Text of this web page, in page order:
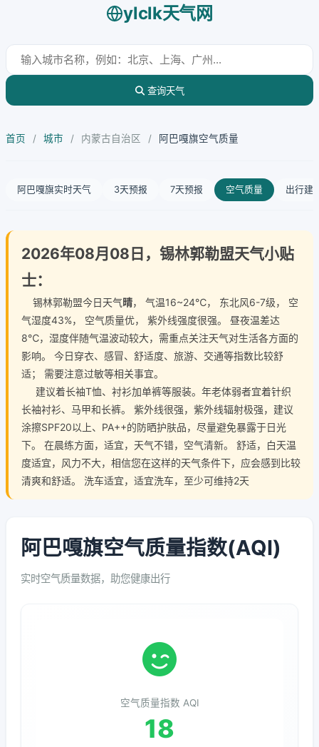
ylclk天气网
查询天气
首页 / 城市 / 内蒙古自治区 / 阿巴嘎旗空气质量
阿巴嘎旗实时天气 3天预报 7天预报 空气质量 出行建
2026年08月08日，锡林郭勒盟天气小贴
士：
锡林郭勒盟今日天气晴， 气温16~24℃， 东北风6-7级， 空
气湿度43%， 空气质量优， 紫外线强度很强。 昼夜温差达
8℃，湿度伴随气温波动较大，需重点关注天气对生活各方面的
影响。 今日穿衣、感冒、舒适度、旅游、交通等指数比较舒
适； 需要注意过敏等相关事宜。
建议着长袖T恤、衬衫加单裤等服装。年老体弱者宜着针织
长袖衬衫、马甲和长裤。 紫外线很强，紫外线辐射极强，建议
涂擦SPF20以上、PA++的防晒护肤品，尽量避免暴露于日光
下。 在晨练方面，适宜，天气不错，空气清新。 舒适，白天温
度适宜，风力不大，相信您在这样的天气条件下，应会感到比较
清爽和舒适。 洗车适宜，适宜洗车，至少可维持2天
阿巴嘎旗空气质量指数(AQI)
实时空气质量数据，助您健康出行
空气质量指数 AQI
18